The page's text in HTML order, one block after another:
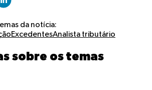
da notícia:
ExcedentesAnalista tributário
sobre os temas